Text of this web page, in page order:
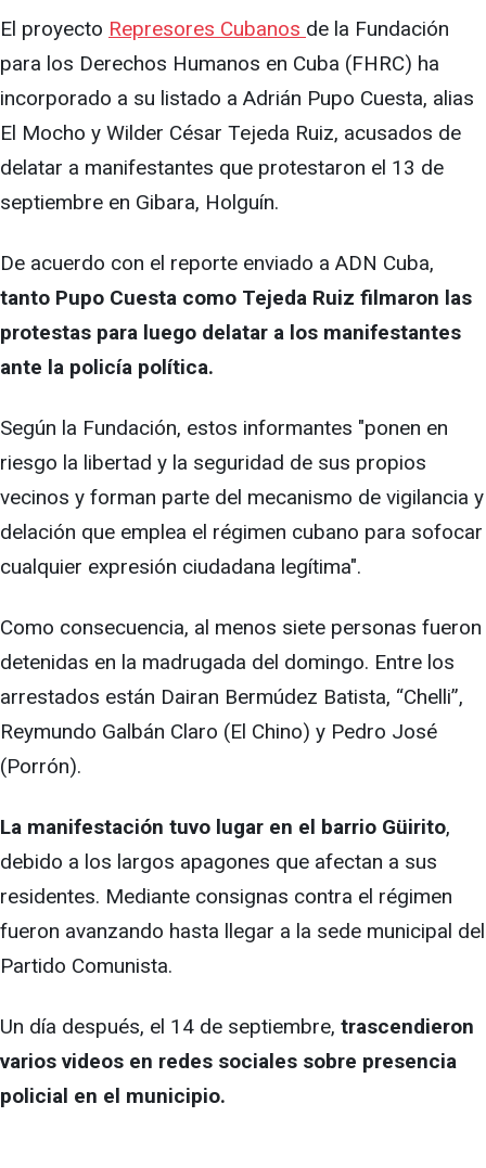
El proyecto Represores Cubanos de la Fundación
para los Derechos Humanos en Cuba (FHRC) ha
incorporado a su listado a Adrián Pupo Cuesta, alias
El Mocho y Wilder César Tejeda Ruiz, acusados de
delatar a manifestantes que protestaron el 13 de
septiembre en Gibara, Holguín.
De acuerdo con el reporte enviado a ADN Cuba,
tanto Pupo Cuesta como Tejeda Ruiz filmaron las
protestas para luego delatar a los manifestantes
ante la policía política.
Según la Fundación, estos informantes "ponen en
riesgo la libertad y la seguridad de sus propios
vecinos y forman parte del mecanismo de vigilancia y
delación que emplea el régimen cubano para sofocar
cualquier expresión ciudadana legítima".
Como consecuencia, al menos siete personas fueron
detenidas en la madrugada del domingo. Entre los
arrestados están Dairan Bermúdez Batista, “Chelli”,
Reymundo Galbán Claro (El Chino) y Pedro José
(Porrón).
La manifestación tuvo lugar en el barrio Güirito,
debido a los largos apagones que afectan a sus
residentes. Mediante consignas contra el régimen
fueron avanzando hasta llegar a la sede municipal del
Partido Comunista.
Un día después, el 14 de septiembre, trascendieron
varios videos en redes sociales sobre presencia
policial en el municipio.